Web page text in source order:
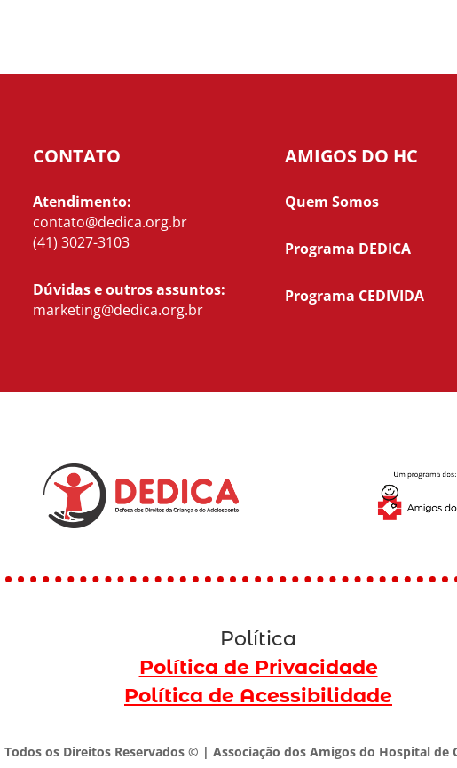
CONTATO
Atendimento:
contato@dedica.org.br
(41) 3027-3103
Dúvidas e outros assuntos:
marketing@dedica.org.br
AMIGOS DO HC
Quem Somos
Programa DEDICA
Programa CEDIVIDA
Política
Política de Privacidade
Política de Acessibilidade
Todos os Direitos Reservados © | Associação dos Amigos do Hospital de